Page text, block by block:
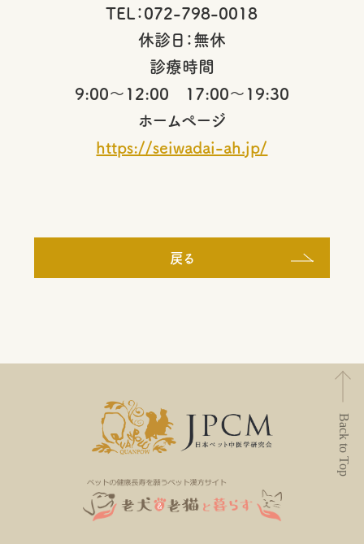
TEL：072-798-0018
休診日：無休
診療時間
9:00～12:00 17:00～19:30
ホームページ
https://seiwadai-ah.jp/
戻る
Back to Top